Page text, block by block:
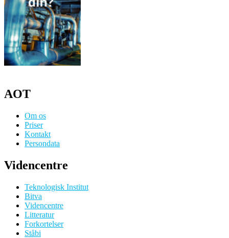
AOT
Om os
Priser
Kontakt
Persondata
Videncentre
Teknologisk Institut
Bitva
Videncentre
Litteratur
Forkortelser
Ståbi